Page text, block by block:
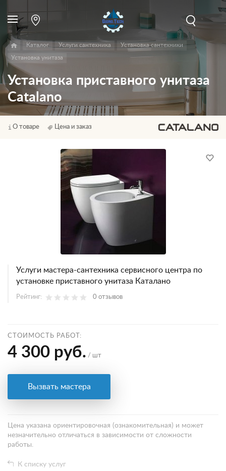
Каталог Услуги сантехника Установка сантехники
Установка унитаза
Установка приставного унитаза
Catalano
О товаре Цена и заказ
Услуги мастера-сантехника сервисного центра по
установке приставного унитаза Каталано
Рейтинг: 0 отзывов
СТОИМОСТЬ РАБОТ:
4 300 руб. / шт
Вызвать мастера
Цена указана ориентировочная (ознакомительная) и может
незначительно отличаться в зависимости от сложности
работы.
К списку услуг